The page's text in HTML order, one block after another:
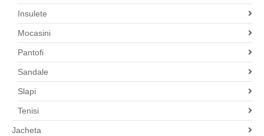
Insulete
Mocasini
Pantofi
Sandale
Slapi
Tenisi
Jacheta